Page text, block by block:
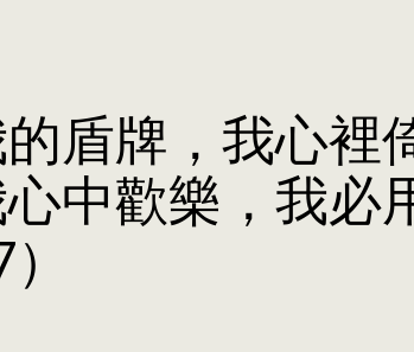
盾牌，我心裡
中歡樂，我必